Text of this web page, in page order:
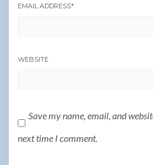
EMAIL ADDRESS*
WEBSITE
Save my name, email, and
next time I comment.